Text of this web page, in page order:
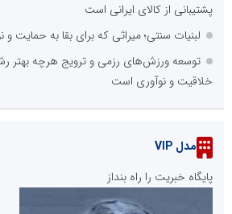
پشتیبانی از کالای ایرانی است
لبنیات سنتی؛ میراثی که برای بقا به حمایت و
توسعه ورزش‌های رزمی و ترویج هرچه بهتر
خلاقیت و نوآوری است
مدل VIP
پایگاه خبریت را راه بنداز